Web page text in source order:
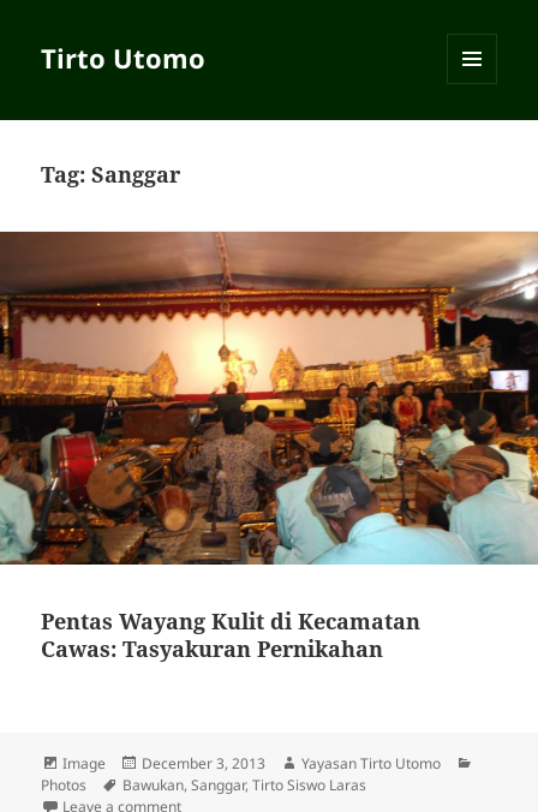
Tirto Utomo
Tag:Sanggar
Pentas Wayang Kulit di Kecamatan
Cawas: Tasyakuran Pernikahan
Format
Image
Posted
on
December 3, 2013 Author
Yayasan Tirto Utomo
Photos
Tags
Bawukan,Sanggar,Tirto Siswo Laras
Leave a comment